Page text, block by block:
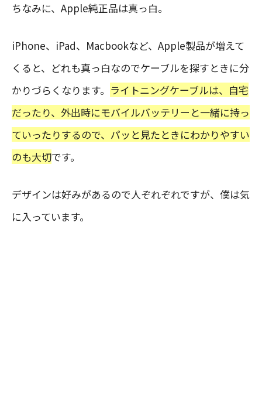
ちなみに、Apple純正品は真っ白。
iPhone、iPad、Macbookなど、Apple製品が増えて
くると、どれも真っ白なのでケーブルを探すときに分
かりづらくなります。 ライトニングケーブルは、自宅
だったり、外出時にモバイルバッテリーと一緒に持っ
ていったりするので、パッと見たときにわかりやすい
のも大切です。
デザインは好みがあるので人ぞれぞれですが、僕は気
に入っています。